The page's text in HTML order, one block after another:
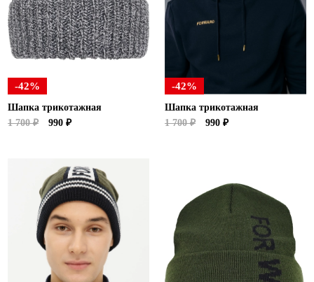
Ханты-Мансийский автономный округ (3)
Челябинская область (2)
Ямало-Ненецкий автономный округ (1)
-42%
Шапка трикотажная
1 700 ₽
990 ₽
-42%
Шапка трикотажная
1 700 ₽
990 ₽